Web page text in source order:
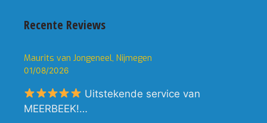
Recente Reviews
Maurits van Jongeneel, Nijmegen
01/08/2026
Uitstekende service van
MEERBEEK!…